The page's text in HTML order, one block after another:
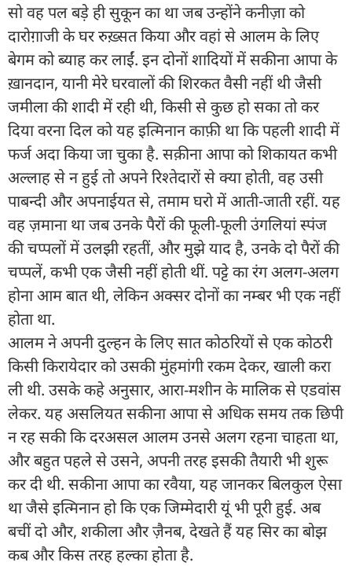
सो वह पल बड़े ही सुकून का था जब उन्होंने कनीज़ा को
दारोग़ाजी के घर रुख़्सत किया और वहां से आलम के लिए
बेगम को ब्याह कर लाईं. इन दोनों शादियों में सकीना आपा के
ख़ानदान, यानी मेरे घरवालों की शिरकत वैसी नहीं थी जैसी
जमीला की शादी में रही थी, किसी से कुछ हो सका तो कर
दिया वरना दिल को यह इत्मिनान काफ़ी था कि पहली शादी में
फर्ज अदा किया जा चुका है. सक़ीना आपा को शिकायत कभी
अल्लाह से न हुई तो अपने रिश्तेदारों से क्या होती, वह उसी
पाबन्दी और अपनाईयत से, तमाम घरो में आती-जाती रहीं. यह
वह ज़माना था जब उनके पैरों की फूली-फूली उंगलियां स्पंज
की चप्पलों में उलझी रहतीं, और मुझे याद है, उनके दो पैरों की
चप्पलें, कभी एक जैसी नहीं होती थीं. पट्टे का रंग अलग-अलग
होना आम बात थी, लेकिन अक्सर दोनों का नम्बर भी एक नहीं
होता था.
आलम ने अपनी दुल्हन के लिए सात कोठरियों से एक कोठरी
किसी किरायेदार को उसकी मुंहमांगी रकम देकर, खाली करा
ली थी. उसके कहे अनुसार, आरा-मशीन के मालिक से एडवांस
लेकर. यह असलियत सकीना आपा से अधिक समय तक छिपी
न रह सकी कि दरअसल आलम उनसे अलग रहना चाहता था,
और बहुत पहले से उसने, अपनी तरह इसकी तैयारी भी शुरू
कर दी थी. सकीना आपा का रवैया, यह जानकर बिलकुल ऐसा
था जैसे इत्मिनान हो कि एक जिम्मेदारी यूं भी पूरी हुई. अब
बचीं दो और, शकीला और ज़ैनब, देखते हैं यह सिर का बोझ
कब और किस तरह हल्का होता है.